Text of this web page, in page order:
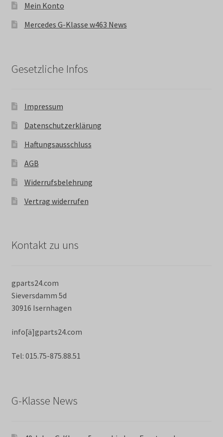
Mein Konto
Mercedes G-Klasse w463 News
Gesetzliche Infos
Impressum
Datenschutzerklärung
Haftungsausschluss
AGB
Widerrufsbelehrung
Vertrag widerrufen
Kontakt zu uns
gparts24.com
Sieversdamm 5d
30916 Isernhagen
info[ä]gparts24.com
Tel: 015.75-875.88.51
G-Klasse News